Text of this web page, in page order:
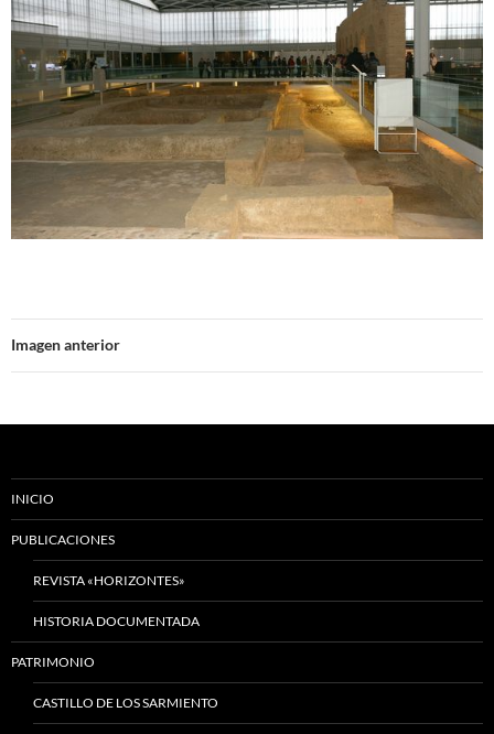
Imagen anterior
INICIO
PUBLICACIONES
REVISTA «HORIZONTES»
HISTORIA DOCUMENTADA
PATRIMONIO
CASTILLO DE LOS SARMIENTO